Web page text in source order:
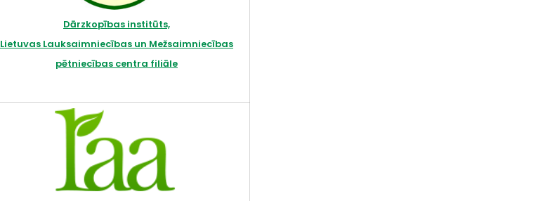
Dārzkopības institūts,
Lietuvas Lauksaimniecības un Mežsaimniecības
pētniecības centra filiāle